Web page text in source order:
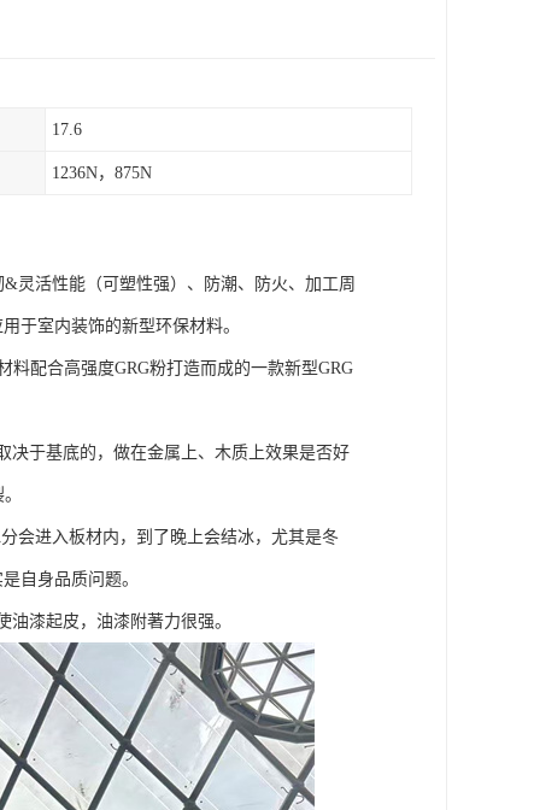
17.6
1236N，875N
灵活性能（可塑性强）、防潮、防火、加工周
于室内装饰的新型环保材料。
配合高强度GRG粉打造而成的一款新型GRG
于基底的，做在金属上、木质上效果是否好
会进入板材内，到了晚上会结冰，尤其是冬
自身品质问题。
漆起皮，油漆附著力很强。